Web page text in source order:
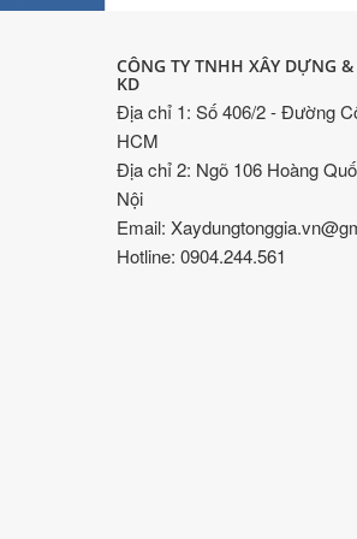
CÔNG TY TNHH XÂY DỰNG
KD
Địa chỉ 1: Số 406/2 - Đường
HCM
Địa chỉ 2: Ngõ 106 Hoàng
Nội
Email:
Hotline: 0904.244.561